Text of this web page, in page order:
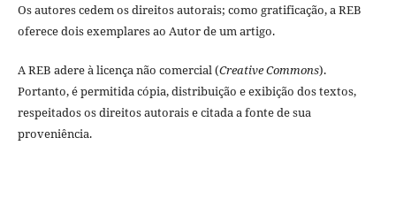
Os autores cedem os direitos autorais; como gratificação, a REB
oferece dois exemplares ao Autor de um artigo.
A REB adere à licença não comercial (Creative Commons).
Portanto, é permitida cópia, distribuição e exibição dos textos,
respeitados os direitos autorais e citada a fonte de sua
proveniência.